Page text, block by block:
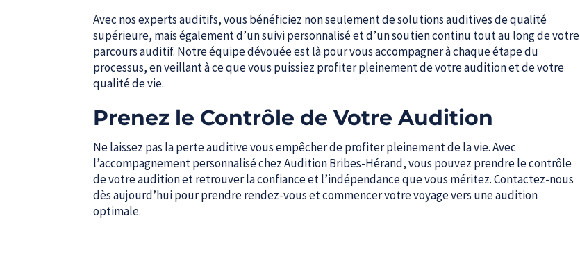
Avec nos experts auditifs, vous bénéficiez non seulement de solutions auditives de qualité
supérieure, mais également d’un suivi personnalisé et d’un soutien continu tout au long de votre
parcours auditif. Notre équipe dévouée est là pour vous accompagner à chaque étape du
processus, en veillant à ce que vous puissiez profiter pleinement de votre audition et de votre
qualité de vie.
Prenez le Contrôle de Votre Audition
Ne laissez pas la perte auditive vous empêcher de profiter pleinement de la vie. Avec
l’accompagnement personnalisé chez Audition Bribes-Hérand, vous pouvez prendre le contrôle
de votre audition et retrouver la confiance et l’indépendance que vous méritez. Contactez-nous
dès aujourd’hui pour prendre rendez-vous et commencer votre voyage vers une audition
optimale.